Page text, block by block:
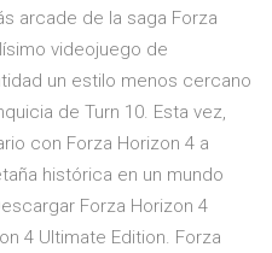
arcade de la saga Forza
videojuego de
un estilo menos cercano
de Turn 10. Esta vez,
con Forza Horizon 4 a
histórica en un mundo
Forza Horizon 4
4 Ultimate Edition. Forza